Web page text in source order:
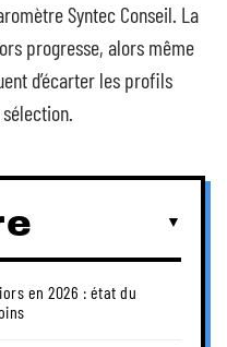
Syntec Conseil. La
progresse, alors même
d’écarter les profils
en 2026 : état du